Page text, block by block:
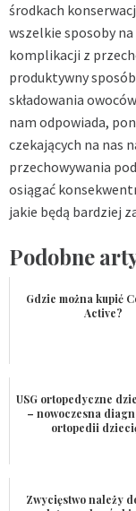
środkach
wszelkie sposoby
komplikacji z
produktywny
składowania
nam odpowiada,
czekających na nas
przechowywania
osiągać
jakie będą bardziej
Podobne
Gdzie można kupić
Active?
USG ortopedyczne
– nowoczesna
ortopedii
Zwycięstwo należy